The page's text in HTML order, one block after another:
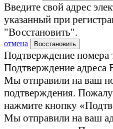
Введите свой адрес
указанный при
"Восстановить".
отмена Восстановить
Подтверждение номера
Подтверждение адреса
Мы отправили на ваш
подтверждения.
нажмите кнопку
Мы отправили на ваш